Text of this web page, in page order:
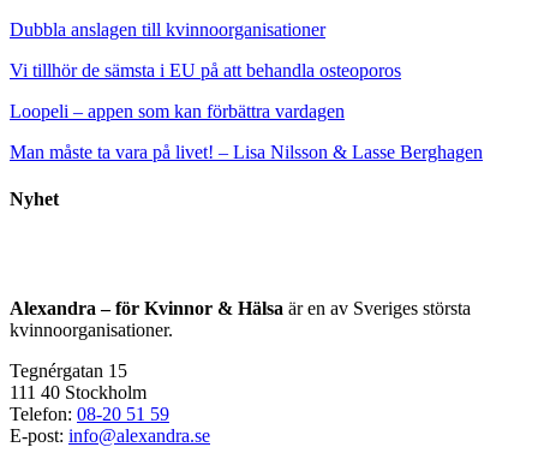
Dubbla anslagen till kvinnoorganisationer
Vi tillhör de sämsta i EU på att behandla osteoporos
Loopeli – appen som kan förbättra vardagen
Man måste ta vara på livet! – Lisa Nilsson & Lasse Berghagen
Nyhet
Alexandra – för Kvinnor & Hälsa är en av Sveriges största
kvinnoorganisationer.
Tegnérgatan 15
111 40 Stockholm
Telefon: 08-20 51 59
E-post: info@alexandra.se